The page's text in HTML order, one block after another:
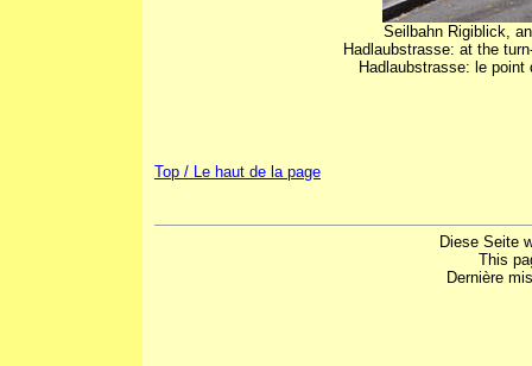
Seilbahn Rigiblick,
Hadlaubstrasse: at the
Hadlaubstrasse: le
Top / Le haut de la page
Diese Seite
This
Dernière